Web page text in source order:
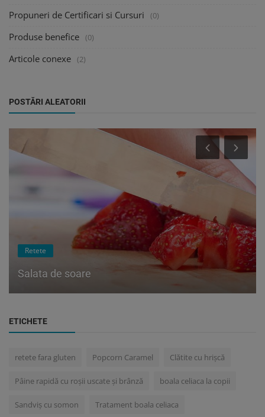
Propuneri de Certificari si Cursuri (0)
Produse benefice (0)
Articole conexe (2)
POSTĂRI ALEATORII
Retete
Salata de soare
ETICHETE
retete fara gluten Popcorn Caramel Clătite cu hrișcă
Pâine rapidă cu roșii uscate și brânză boala celiaca la copii
Sandviș cu somon Tratament boala celiaca